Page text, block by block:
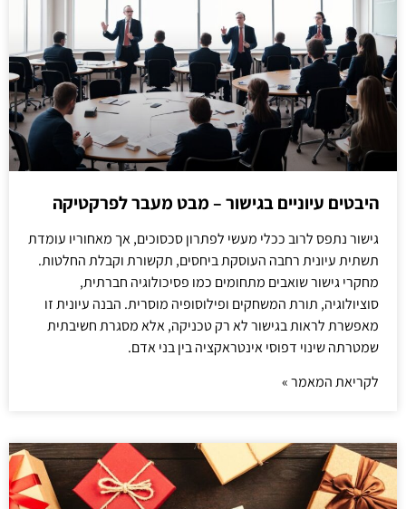
היבטים עיוניים בגישור – מבט מעבר לפרקטיקה
גישור נתפס לרוב ככלי מעשי לפתרון סכסוכים, אך מאחוריו עומדת
תשתית עיונית רחבה העוסקת ביחסים, תקשורת וקבלת החלטות.
מחקרי גישור שואבים מתחומים כמו פסיכולוגיה חברתית,
סוציולוגיה, תורת המשחקים ופילוסופיה מוסרית. הבנה עיונית זו
מאפשרת לראות בגישור לא רק טכניקה, אלא מסגרת חשיבתית
שמטרתה שינוי דפוסי אינטראקציה בין בני אדם.
לקריאת המאמר »